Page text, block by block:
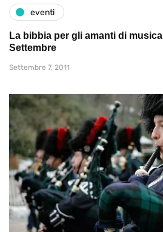
eventi
La bibbia per gli amanti di
Settembre
Settembre 7, 2011